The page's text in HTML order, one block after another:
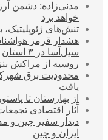
مدنی‌زاده: دشمن
خواهد برد
تنش‌های ژئوپلیتیک،
سیل‌آسا در ۳ استان
روسیه از مراکش
محدودیت برق
یافت
از بهارستان تا
آثار اقتصادی
دیدار سفیر چین و
ایران و چین